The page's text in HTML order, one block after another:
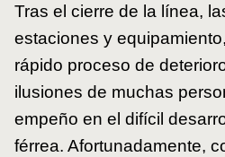
Tras el cierre de la línea,
estaciones y
rápido proceso de
ilusiones de muchas
empeño en el difícil
férrea. Afortunadamente,